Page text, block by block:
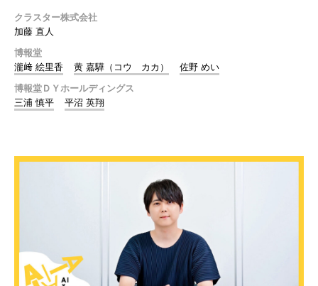
クラスター株式会社
加藤 直人
博報堂
瀧﨑 絵里香
黄 嘉驊（コウ カカ）
佐野 めい
博報堂ＤＹホールディングス
三浦 慎平
平沼 英翔